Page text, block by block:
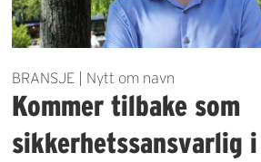
BRANSJE | Nytt om navn
Kommer tilbake som
sikkerhetssansvarlig i